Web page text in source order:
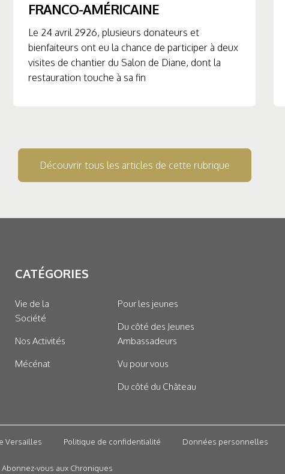
FRANCO-AMÉRICAINE
Le 24 avril 2926, plusieurs donateurs et
bienfaiteurs ont eu la chance de participer à deux
visites de chantier du Salon de Diane, dont la
restauration touche à sa fin
Découvrir tous les articles de cette rubrique
CATÉGORIES
Vie de la
Société
Nos Activités
Mécénat
Pour les jeunes
Du côté des Jeunes
Ambassadeurs
Vu pour vous
Du côté du Château
Versailles Politique de confidentialité Données personnelles
Abonnez-vous aux Chroniques